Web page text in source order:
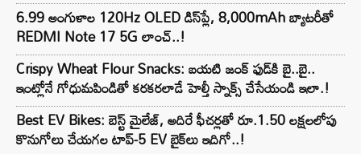
6.99 అంగుళాల 120Hz OLED డిస్‌ప్లే, 8,000mAh బ్యాటరీతో
REDMI Note 17 5G లాంచ్..!
Crispy Wheat Flour Snacks: బయటి జంక్ ఫుడ్‌కి బై..బై..
ఇంట్లోనే గోధుమపిండితో కరకరలాడే హెల్తీ స్నాక్స్ చేసేయండి ఇలా.!
Best EV Bikes: బెస్ట్ మైలేజ్, అదిరే ఫీచర్లతో రూ.1.50 లక్షలలోపు
కొనుగోలు చేయగల టాప్-5 EV బైక్‌లు ఇదిగో..!